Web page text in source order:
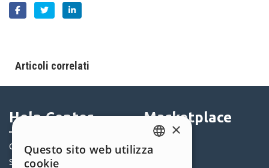
Articoli correlati
Help Center
Community
Siti Utenti
Marketplace
Templates
ENGLISH
×
Questo sito web utilizza
cookie